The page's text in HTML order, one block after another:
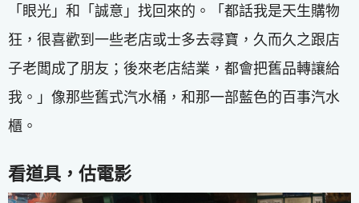
「眼光」和「誠意」找回來的。「都話我是天生購物
狂，很喜歡到一些老店或士多去尋寶，久而久之跟店
子老闆成了朋友；後來老店結業，都會把舊品轉讓給
我。」像那些舊式汽水桶，和那一部藍色的百事汽水
櫃。
看道具，估電影